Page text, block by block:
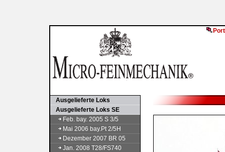
Ausgelieferte Loks
Ausgelieferte Loks SE
Feb. bay. 2005 S 3/5
Mai 2006 bay.Pt 2/5H
Dezember 2007 BR 05
Jan. 2008 T28/FS740